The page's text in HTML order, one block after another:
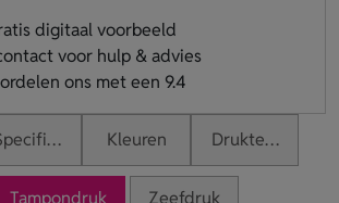
digitaal voorbeeld
voor hulp & advies
ons met een 9.4
Kleuren Druktechnieken
Tampondruk
Zeefdruk